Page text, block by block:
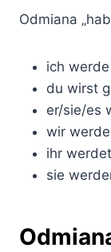
Odmiana
ich
du wirst
er/sie/es
wir
ihr
sie